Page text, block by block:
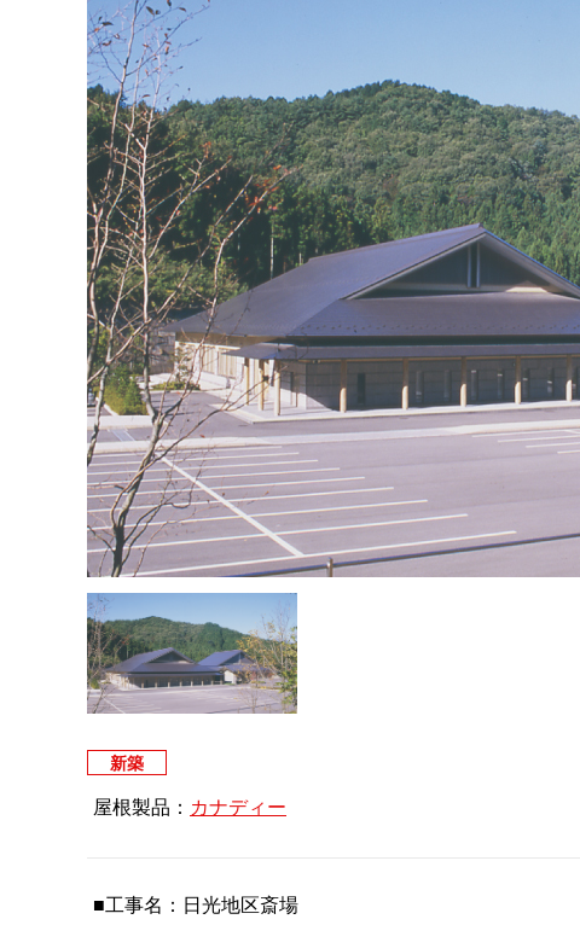
新築
屋根製品： カナディー
■工事名：日光地区斎場